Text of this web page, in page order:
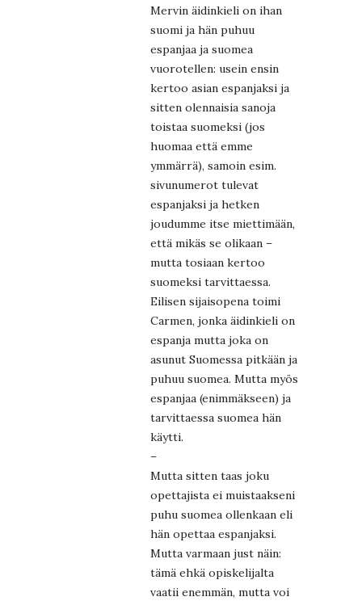
Mervin äidinkieli on ihan
suomi ja hän puhuu
espanjaa ja suomea
vuorotellen: usein ensin
kertoo asian espanjaksi ja
sitten olennaisia sanoja
toistaa suomeksi (jos
huomaa että emme
ymmärrä), samoin esim.
sivunumerot tulevat
espanjaksi ja hetken
joudumme itse miettimään,
että mikäs se olikaan –
mutta tosiaan kertoo
suomeksi tarvittaessa.
Eilisen sijaisopena toimi
Carmen, jonka äidinkieli on
espanja mutta joka on
asunut Suomessa pitkään ja
puhuu suomea. Mutta myös
espanjaa (enimmäkseen) ja
tarvittaessa suomea hän
käytti.
–
Mutta sitten taas joku
opettajista ei muistaakseni
puhu suomea ollenkaan eli
hän opettaa espanjaksi.
Mutta varmaan just näin:
tämä ehkä opiskelijalta
vaatii enemmän, mutta voi